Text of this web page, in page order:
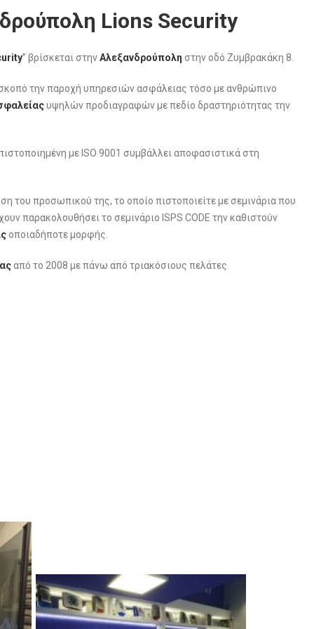
Lions Security
” βρίσκεται στηνΑλεξανδρούπολη στην οδό Ζυμβρακάκη 8.
την παροχή υπηρεσιών ασφάλειας τόσο με ανθρώπινο
υψηλών προδιαγραφών με πεδίο δραστηριότητας την
με ISO 9001 συμβάλλει αποφασιστικά στη
του προσωπικού της, το οποίο πιστοποιείτε με σεμινάρια που
παρακολουθήσει το σεμινάριο ISPS CODE την καθιστούν
οποιαδήποτε μορφής.
από το 2008 με πάνω από τριακόσιους πελάτες